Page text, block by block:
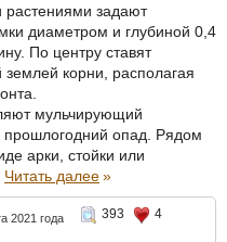
задают
диаметром и глубиной 0,4
По центру ставят
корни, располагая
мульчирующий
прошлогодний опад. Рядом
арки, стойки или
Читать далее»
2021 года 393
4